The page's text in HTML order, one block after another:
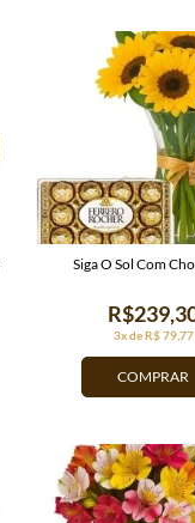
COMPRAR
3x de R$ 79,77
Siga O Sol Com